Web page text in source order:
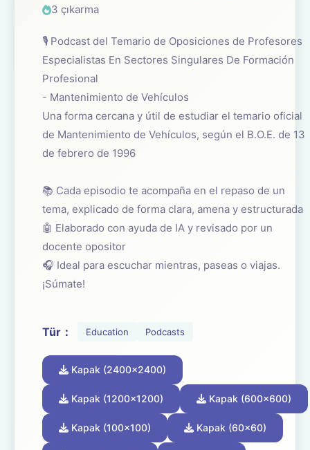
3 çıkarma
🎙️ Podcast del Temario de Oposiciones de Profesores
Especialistas En Sectores Singulares De Formación
Profesional
- Mantenimiento de Vehículos
Una forma cercana y útil de estudiar el temario oficial
de Mantenimiento de Vehículos, según el B.O.E. de 13
de febrero de 1996
📚 Cada episodio te acompaña en el repaso de un
tema, explicado de forma clara, amena y estructurada
🤖 Elaborado con ayuda de IA y revisado por un
docente opositor
🎧 Ideal para escuchar mientras, paseas o viajas.
¡Súmate!
aquí: buymeacoffee.com/oposicionesfp
Tür： Education Podcasts
Kapak (2400x2400)
Kapak (1200x1200) Kapak (600x600)
Kapak (100x100) Kapak (60x60)